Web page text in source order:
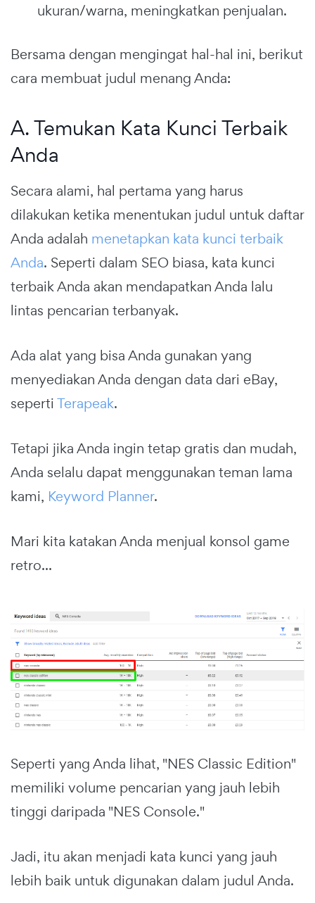
ukuran/warna, meningkatkan penjualan.
Bersama dengan mengingat hal-hal ini, berikut
cara membuat judul menang Anda:
A. Temukan Kata Kunci Terbaik
Anda
Secara alami, hal pertama yang harus
dilakukan ketika menentukan judul untuk daftar
Anda adalah menetapkan kata kunci terbaik
Anda. Seperti dalam SEO biasa, kata kunci
terbaik Anda akan mendapatkan Anda lalu
lintas pencarian terbanyak.
Ada alat yang bisa Anda gunakan yang
menyediakan Anda dengan data dari eBay,
sepertiTerapeak.
Tetapi jika Anda ingin tetap gratis dan mudah,
Anda selalu dapat menggunakan teman lama
kami, Keyword Planner.
Mari kita katakan Anda menjual konsol game
retro...
Seperti yang Anda lihat, "NES Classic Edition"
memiliki volume pencarian yang jauh lebih
tinggi daripada "NES Console."
Jadi, itu akan menjadi kata kunci yang jauh
lebih baik untuk digunakan dalam judul Anda.